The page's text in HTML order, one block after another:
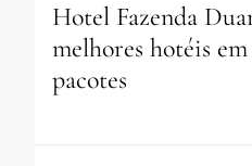
Hotel Fazenda
melhores hotéis
pacotes